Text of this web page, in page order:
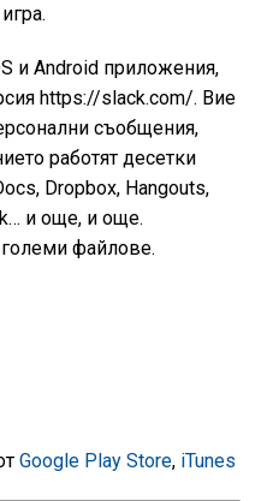
и Android приложения,
https://slack.com/. Вие
съобщения,
работят десетки
Dropbox, Hangouts,
и още, и още.
файлове.
Google Play Store, iTunes